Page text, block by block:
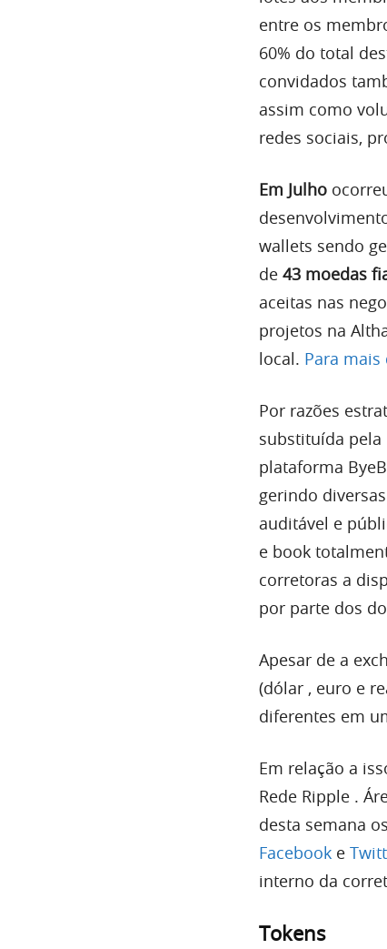
entre os
60% do total
convidados
assim como
redes sociais,
Em Julho
wallets sendo
de 43 moedas
aceitas nas
projetos na
local. Para
Por razões
substituída pela
plataforma
gerindo
auditável e
e book
corretoras a
por parte dos
Apesar de a
(dólar , euro e
diferentes em
Em relação a
Rede Ripple .
desta semana
Facebook e
interno da
Tokens